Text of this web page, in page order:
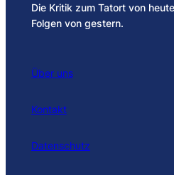
Die Kritik zum Tatort von
Folgen von gestern.
Über uns
Kontakt
Datenschutz